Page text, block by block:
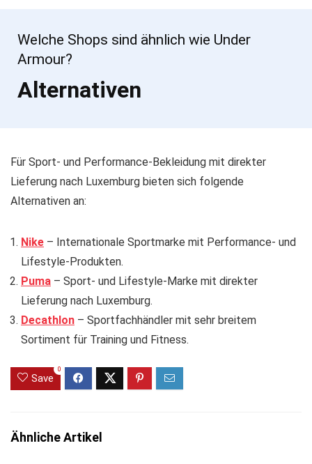
Welche Shops sind ähnlich wie Under
Armour?
Alternativen
Für Sport- und Performance-Bekleidung mit direkter
Lieferung nach Luxemburg bieten sich folgende
Alternativen an:
Nike – Internationale Sportmarke mit Performance- und
Lifestyle-Produkten.
Puma – Sport- und Lifestyle-Marke mit direkter
Lieferung nach Luxemburg.
Decathlon – Sportfachhändler mit sehr breitem
Sortiment für Training und Fitness.
Save
0
Ähnliche Artikel